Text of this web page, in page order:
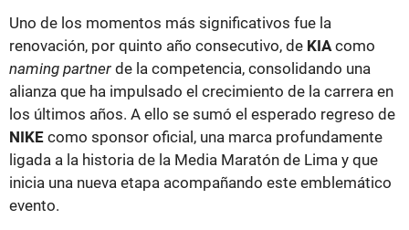
Uno de los momentos más significativos fue la
renovación, por quinto año consecutivo, de KIA como
naming partner de la competencia, consolidando una
alianza que ha impulsado el crecimiento de la carrera en
los últimos años. A ello se sumó el esperado regreso de
NIKE como sponsor oficial, una marca profundamente
ligada a la historia de la Media Maratón de Lima y que
inicia una nueva etapa acompañando este emblemático
evento.